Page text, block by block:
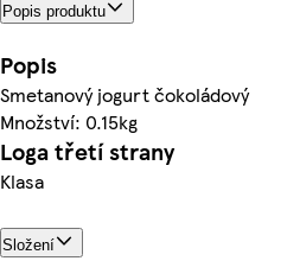
Popis produktu
Popis
Smetanový jogurt čokoládový
Množství: 0.15kg
Loga třetí strany
Klasa
Složení